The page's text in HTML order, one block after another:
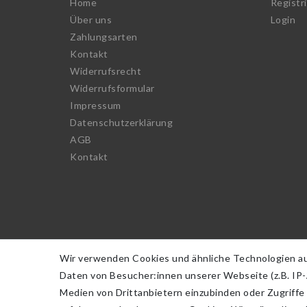
Über uns
Zahlungsarten
Kontakt
Widerrufs­recht
Widerrufs­formular
Impressum
Daten­schutz­erklärung
AGB
Kontakt
Login
Wir verwenden Cookies und ähnliche Technologien
Daten von Besucher:innen unserer Webseite (z.B.
Medien von Drittanbietern einzubinden oder